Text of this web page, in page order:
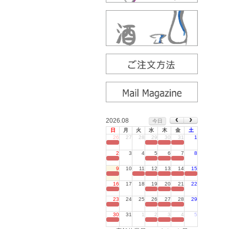
2026.08
今日
日
月 火 水 木 金
土
26
27 28 29 30 31 1
2 3 4 5 6 7 8
9 10 11 12 13 14 15
16 17 18 19 20 21 22
23 24 25 26 27 28 29
30 31 1 2 3 4 5